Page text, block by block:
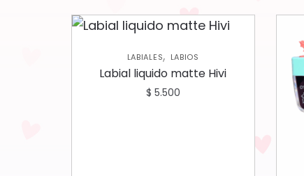
LABIALES, LABIOS
Labial liquido matte Hivi
$ 5.500